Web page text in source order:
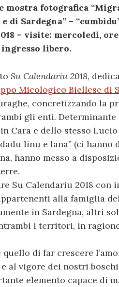
fotografica
Sardegna” –
– visite: mercoledì,
ingresso libero.
Su Calendariu 2018,
Micologico Biellese di
concretizzando la
gli enti. Determinante
Cara e dello stesso
linu e lana” (ci hanno
hanno messo a
Su Calendariu 2018 con
alla famiglia
in Sardegna, altri
i territori, in
quello di far crescere
al vigore dei nostri
elemento capace di